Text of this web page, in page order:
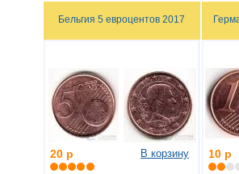
Бельгия 5 евроцентов 2017
20 р В корзину 10 р